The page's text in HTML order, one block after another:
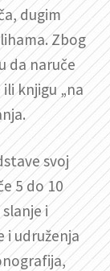
dugim
Zbog
da naruče
knjigu „na
svoj
5 do 10
i
i udruženja